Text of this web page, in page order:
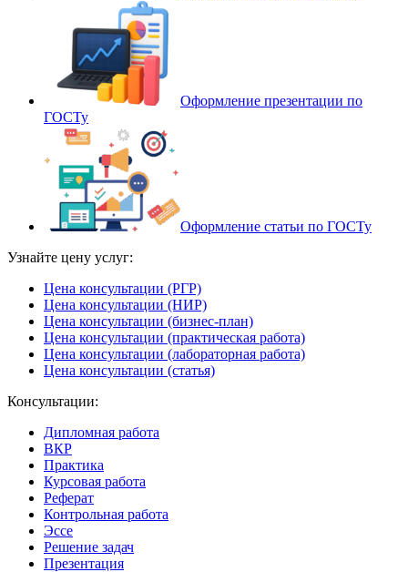
Оформление презентации по
ГОСТу
Оформление статьи по ГОСТу
Узнайте цену услуг:
Цена консультации (РГР)
Цена консультации (НИР)
Цена консультации (бизнес-план)
Цена консультации (практическая работа)
Цена консультации (лабораторная работа)
Цена консультации (статья)
Консультации:
Дипломная работа
ВКР
Практика
Курсовая работа
Реферат
Контрольная работа
Эссе
Решение задач
Презентация